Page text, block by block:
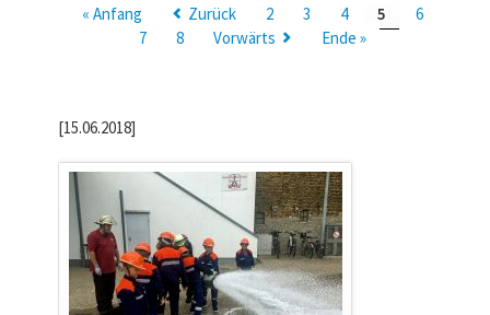
« Anfang Zurück 2 3 4 5
6
7
8 Vorwärts Ende »
[15.06.2018]